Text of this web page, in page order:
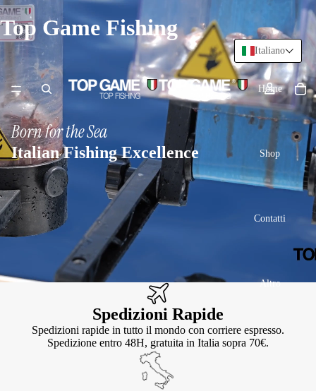
Top Game Fishing
Home
Shop
Contatti
Altro
Born for the Sea
Italian Fishing Excellence
Spedizioni Rapide
Spedizioni rapide in tutto il mondo con corriere espresso.
Spedizione entro 48H, gratuita in Italia sopra 70€.
Italiano